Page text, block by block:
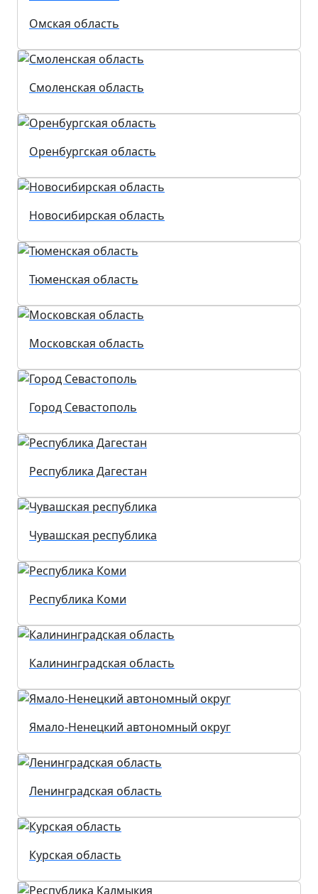
Омская область
Смоленская область
Оренбургская область
Новосибирская область
Тюменская область
Московская область
Город Севастополь
Республика Дагестан
Чувашская республика
Республика Коми
Калининградская область
Ямало-Ненецкий автономный округ
Ленинградская область
Курская область